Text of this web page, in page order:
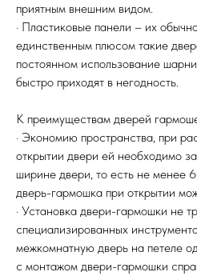
приятным внешним видом.
· Пластиковые панели – их
единственным плюсом такие
постоянном использование
быстро приходят в негодность.
К преимуществам дверей
· Экономию пространства, при
открытии двери ей необходимо
ширине двери, то есть не менее
дверь-гармошка при открытии
· Установка двери-гармошки не
специализированных
межкомнатную дверь на петеле
с монтажом двери-гармошки
окончательные цены указываются в счете-
Купить межкомнатные распашные двери, входные
двери, раздвижные двери, подвесные двери,
стеновые панели, лофт мебель с доставкой во все
Москва, Санкт-Петербург, Екатеринбург,
Дону, Уфа, Волгоград, Пермь, Красноярск, Воронеж,
Пенза, Рязань, Саратов, Тольятти, Волгоград,
Владивосток, Ярославль, Ульяновск, Барнаул,
Хабаровск, Новокузнецк, Оренбург, Кемерово,
Набережные Челны, Липецк Казахстан, Алматы,
Усть - Каменногорск, Сочи.